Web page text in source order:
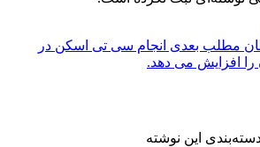
مطلب بعدی انجام سی تی اسکن در
افزایش می دهد.
این نوشته